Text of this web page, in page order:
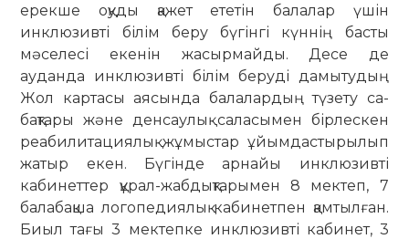
ерекше оқуды қа­жет ететін балалар үшін
инклюзивті білім беру бүгінгі күннің басты
мәселесі еке­нін жасырмайды. Десе де
ауданда ин­клюзивті білім беруді дамытудың
Жол картасы аясында балалардың түзету са­
бақтары және денсаулық саласымен бір­­лескен
реабилитациялық жұмыстар ұйым­­дастырылып
жатыр екен. Бүгінде ар­­найы инклюзивті
кабинеттер құрал-жаб­­дықтарымен 8 мектеп, 7
балабақша ло­го­педиялық кабинетпен қамтылған.
Биыл тағы 3 мектепке инклюзивті кабинет, 3